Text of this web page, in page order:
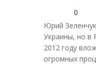
0
Юрий
Украины, но в
2012 году
огромных